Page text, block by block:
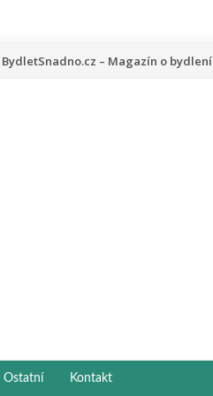
Přeskočit
BydletSnadno.cz – Magazín o bydlení
Ostatní Kontakt